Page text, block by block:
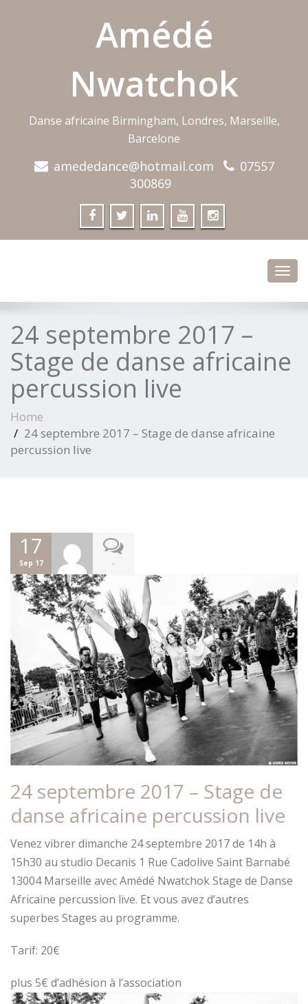
Amédé
Nwatchok
Danse africaine Birmingham, Londres, Marseille,
Barcelone
amededance@hotmail.com
07557
300869
24 septembre 2017 –
Stage de danse africaine
percussion live
Home
24 septembre 2017 – Stage de danse africaine
percussion live
17
Sep 17 -
24 septembre 2017 – Stage de
danse africaine percussion live
Venez vibrer dimanche 24 septembre 2017 de 14h à
15h30 au studio Decanis 1 Rue Cadolive Saint Barnabé
13004 Marseille avec Amédé Nwatchok Stage de Danse
Africaine percussion live. Et vous avez d’autres
superbes Stages au programme.
Tarif: 20€
plus 5€ d’adhésion à l’association